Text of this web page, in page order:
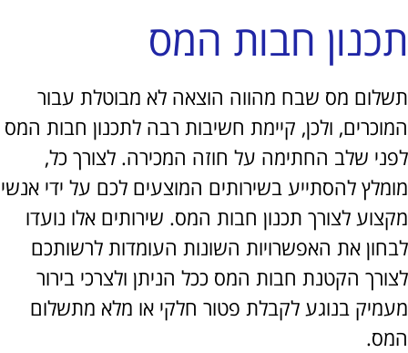
חבות המס
מס שבח מהווה הוצאה לא מבוטלת עבור
ולכן, קיימת חשיבות רבה לתכנון חבות המס
שלב החתימה על חוזה המכירה. לצורך כל,
להסתייע בשירותים המוצעים לכם על ידי אנשי
לצורך תכנון חבות המס. שירותים אלו נועדו
את האפשרויות השונות העומדות לרשותכם
הקטנת חבות המס ככל הניתן ולצרכי בירור
בנוגע לקבלת פטור חלקי או מלא מתשלום